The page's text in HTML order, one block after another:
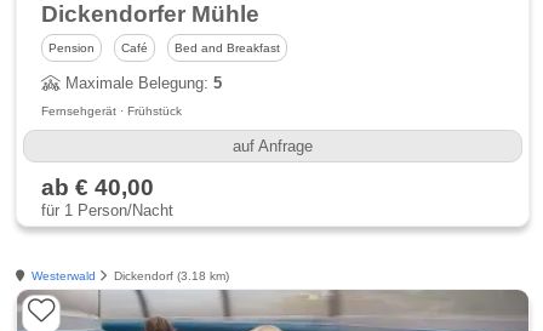
Dickendorfer Mühle
Pension Café Bed and Breakfast
Maximale Belegung:5
Fernsehgerät · Frühstück
auf Anfrage
ab € 40,00
für 1 Person/Nacht
Westerwald Dickendorf (3.18 km)